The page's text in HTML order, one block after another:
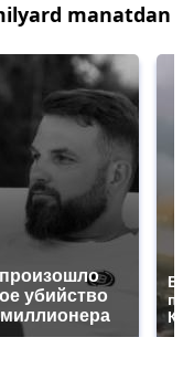
manatdan
убийство